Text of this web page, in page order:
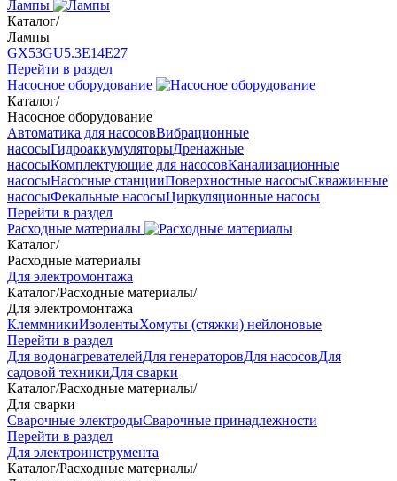
Лампы
Каталог/
Лампы
GX53GU5.3Е14Е27
Перейти в раздел
Насосное оборудование
Каталог/
Насосное оборудование
Автоматика для насосовВибрационные
насосыГидроаккумуляторыДренажные
насосыКомплектующие для насосовКанализационные
насосыНасосные станцииПоверхностные насосыСкважинные
насосыФекальные насосыЦиркуляционные насосы
Перейти в раздел
Расходные материалы
Каталог/
Расходные материалы
Для электромонтажа
Каталог/Расходные материалы/
Для электромонтажа
КлеммникиИзолентыХомуты (стяжки) нейлоновые
Перейти в раздел
Для водонагревателейДля генераторовДля насосовДля
садовой техникиДля сварки
Каталог/Расходные материалы/
Для сварки
Сварочные электродыСварочные принадлежности
Перейти в раздел
Для электроинструмента
Каталог/Расходные материалы/